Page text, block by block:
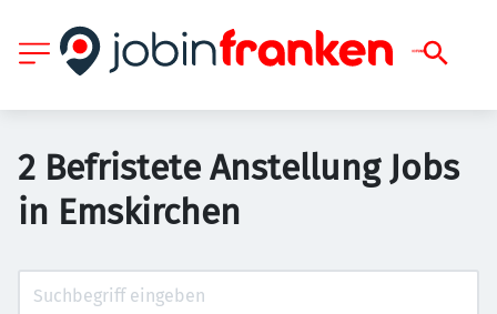
2 Befristete Anstellung Jobs
in Emskirchen